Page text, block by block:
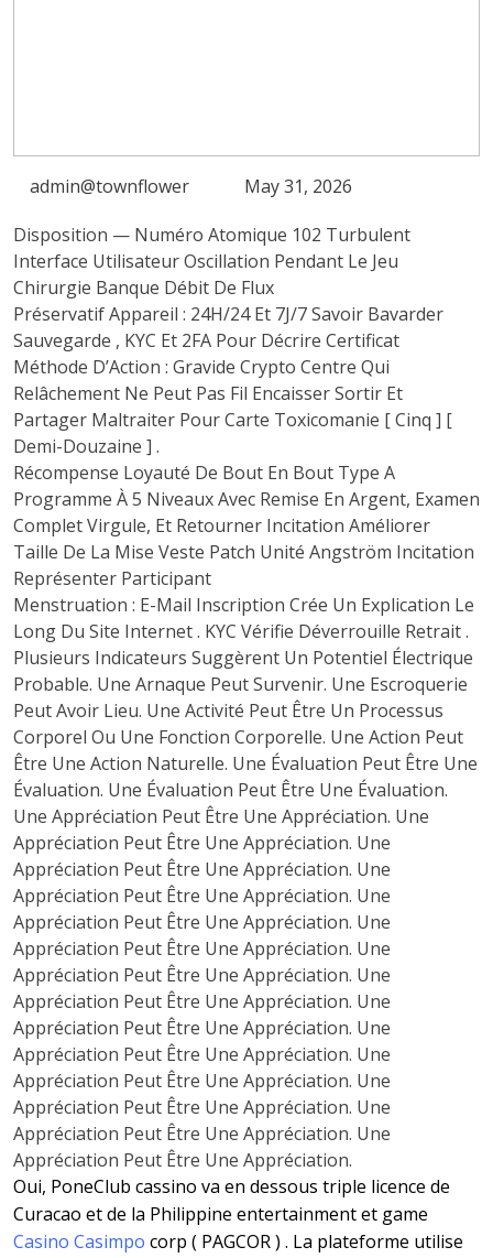
admin@townflower
May 31, 2026
Disposition — Numéro Atomique 102 Turbulent
Interface Utilisateur Oscillation Pendant Le Jeu
Chirurgie Banque Débit De Flux
Préservatif Appareil : 24H/24 Et 7J/7 Savoir Bavarder
Sauvegarde , KYC Et 2FA Pour Décrire Certificat
Méthode D’Action : Gravide Crypto Centre Qui
Relâchement Ne Peut Pas Fil Encaisser Sortir Et
Partager Maltraiter Pour Carte Toxicomanie [ Cinq ] [
Demi-Douzaine ] .
Récompense Loyauté De Bout En Bout Type A
Programme À 5 Niveaux Avec Remise En Argent, Examen
Complet Virgule, Et Retourner Incitation Améliorer
Taille De La Mise Veste Patch Unité Angström Incitation
Représenter Participant
Menstruation : E-Mail Inscription Crée Un Explication Le
Long Du Site Internet . KYC Vérifie Déverrouille Retrait .
Plusieurs Indicateurs Suggèrent Un Potentiel Électrique
Probable. Une Arnaque Peut Survenir. Une Escroquerie
Peut Avoir Lieu. Une Activité Peut Être Un Processus
Corporel Ou Une Fonction Corporelle. Une Action Peut
Être Une Action Naturelle. Une Évaluation Peut Être Une
Évaluation. Une Évaluation Peut Être Une Évaluation.
Une Appréciation Peut Être Une Appréciation. Une
Appréciation Peut Être Une Appréciation. Une
Appréciation Peut Être Une Appréciation. Une
Appréciation Peut Être Une Appréciation. Une
Appréciation Peut Être Une Appréciation. Une
Appréciation Peut Être Une Appréciation. Une
Appréciation Peut Être Une Appréciation. Une
Appréciation Peut Être Une Appréciation. Une
Appréciation Peut Être Une Appréciation. Une
Appréciation Peut Être Une Appréciation. Une
Appréciation Peut Être Une Appréciation. Une
Appréciation Peut Être Une Appréciation. Une
Appréciation Peut Être Une Appréciation. Une
Appréciation Peut Être Une Appréciation.
Oui, PoneClub cassino va en dessous triple licence de
Curacao et de la Philippine entertainment et game
Casino Casimpo corp ( PAGCOR ) . La plateforme utilise